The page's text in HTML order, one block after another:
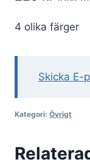
4 olika färger
Skicka E-
Kategori: Övrigt